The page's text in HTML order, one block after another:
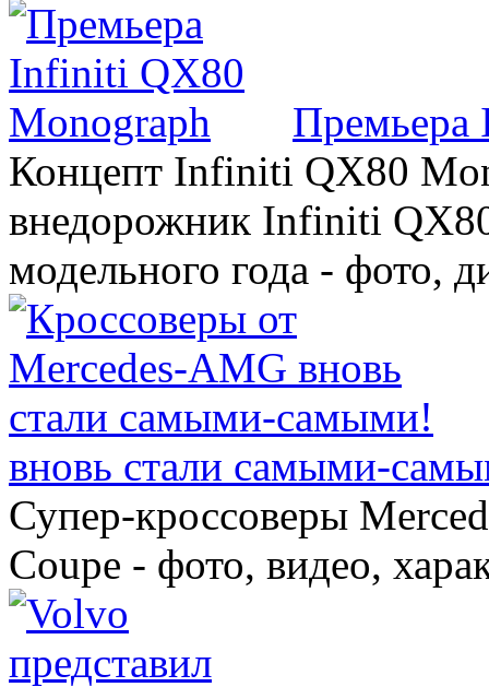
Премьера
Концепт Infiniti QX80
внедорожник Infiniti
модельного года - фото,
вновь стали самыми-
Супер-кроссоверы
Coupe - фото, видео,